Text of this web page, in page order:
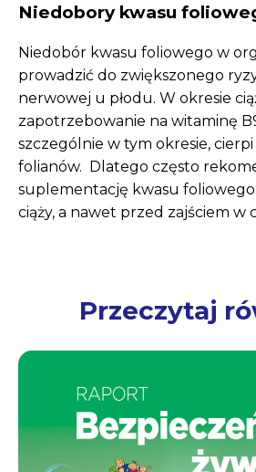
Niedobory kwasu
Niedobór kwasu foliowego w
prowadzić do zwiększonego
nerwowej u płodu. W okresie
zapotrzebowanie na witaminę
szczególnie w tym okresie,
folianów. Dlatego często
suplementację kwasu
ciąży, a nawet przed zajściem w
Przeczytaj